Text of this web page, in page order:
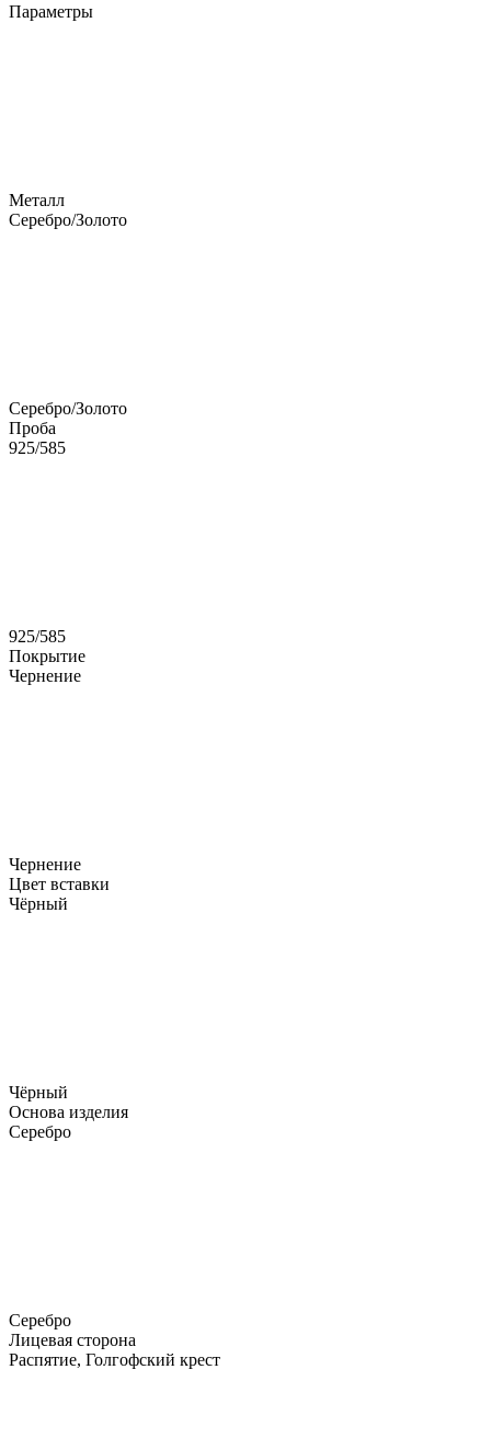
Параметры
Металл
Серебро/Золото
Серебро/Золото
Проба
925/585
925/585
Покрытие
Чернение
Чернение
Цвет вставки
Чёрный
Чёрный
Основа изделия
Серебро
Серебро
Лицевая сторона
Распятие, Голгофский крест